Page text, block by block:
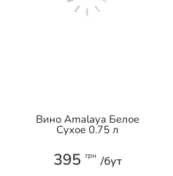
Вино Amalaya Белое
Сухое 0.75 л
395 грн /бут